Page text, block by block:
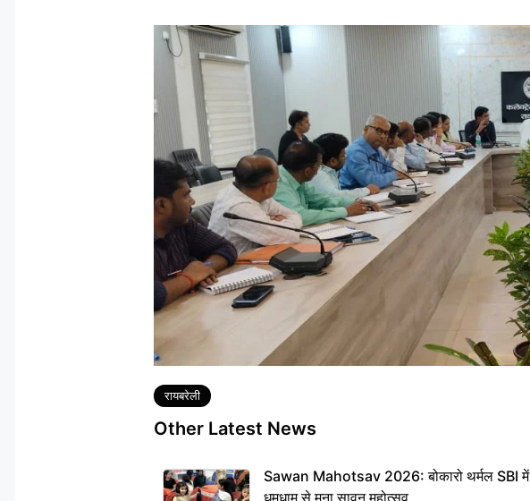
Tags
रायबरेली
Other Latest News
Sawan Mahotsav 2026: बोकारो थर्मल SBI में
धूमधाम से मना सावन महोत्सव